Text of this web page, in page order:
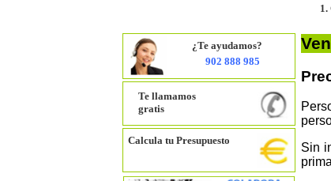
1.
902 888 985
¿Te ayudamos?
Te llamamos
gratis
Calcula tu Presupuesto
Sin